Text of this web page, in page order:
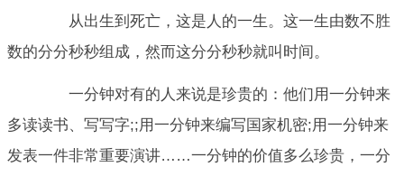
从出生到死亡，这是人的一生。这一生由数不胜
数的分分秒秒组成，然而这分分秒秒就叫时间。
一分钟对有的人来说是珍贵的：他们用一分钟来
多读读书、写写字;;用一分钟来编写国家机密;用一分钟来
发表一件非常重要演讲……一分钟的价值多么珍贵，一分